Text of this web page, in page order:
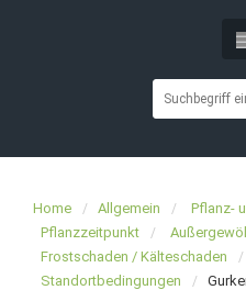
Home Allgemein
Pflanz-
Pflanzzeitpunkt
Frostschaden / Kälteschaden
Standortbedingungen